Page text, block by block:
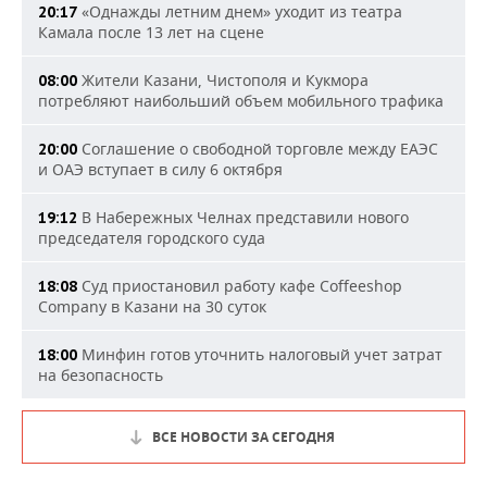
20:17 «Однажды летним днем» уходит из театра
Камала после 13 лет на сцене
08:00 Жители Казани, Чистополя и Кукмора
потребляют наибольший объем мобильного трафика
20:00 Соглашение о свободной торговле между ЕАЭС
и ОАЭ вступает в силу 6 октября
19:12 В Набережных Челнах представили нового
председателя городского суда
18:08 Суд приостановил работу кафе Coffeeshop
Company в Казани на 30 суток
18:00 Минфин готов уточнить налоговый учет затрат
на безопасность
ВСЕ НОВОСТИ ЗА СЕГОДНЯ